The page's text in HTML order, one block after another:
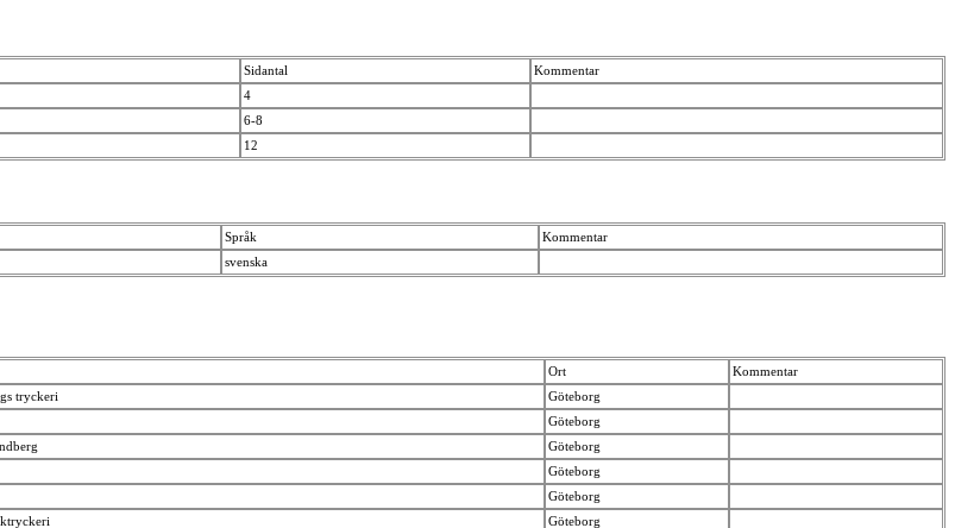
Sidantal
Kommentar
4
6-8
12
Språk
Kommentar
svenska
Ort
Kommentar
tryckeri
Göteborg
Göteborg
Göteborg
Göteborg
Göteborg
Göteborg